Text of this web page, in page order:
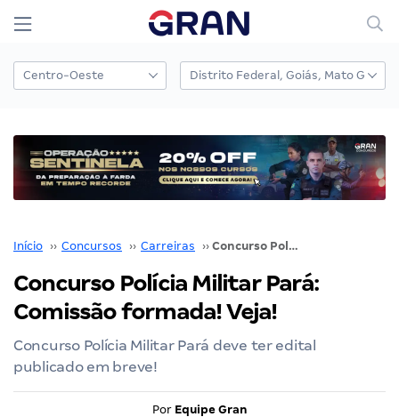
Início ›› Concursos ›› Carreiras ›› Concurso Polícia Militar Pará: Comissão formada! Veja!
Concurso Polícia Militar Pará:
Comissão formada! Veja!
Concurso Polícia Militar Pará deve ter edital
publicado em breve!
Por Equipe Gran